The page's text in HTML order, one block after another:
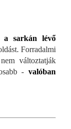
a sarkán lévő
Forradalmi
változtatják
- valóban